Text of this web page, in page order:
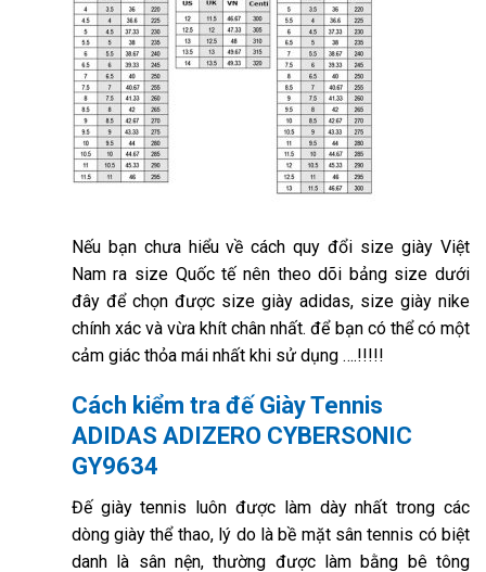
Nếu bạn chưa hiểu về cách quy đổi size giày Việt
Nam ra size Quốc tế nên theo dõi bảng size dưới
đây để chọn được size giày adidas, size giày nike
chính xác và vừa khít chân nhất. để bạn có thể có một
cảm giác thỏa mái nhất khi sử dụng ….!!!!!
Cách kiểm tra đế Giày Tennis
ADIDAS ADIZERO CYBERSONIC
GY9634
Đế giày tennis luôn được làm dày nhất trong các
dòng giày thể thao, lý do là bề mặt sân tennis có biệt
danh là sân nện, thường được làm bằng bê tông